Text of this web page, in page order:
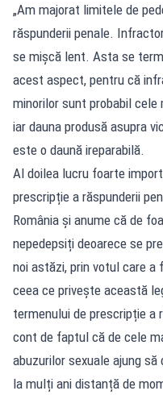
„Am majorat limitele de
răspunderii penale.
se mișcă lent. Asta se
acest aspect, pentru că
minorilor sunt probabil
iar dauna produsă asupra
este o daună ireparabilă.
Al doilea lucru foarte
prescripție a răspunderii
România și anume că de
nepedepsiți deoarece se
noi astăzi, prin votul care
ceea ce privește această
termenului de prescripție a
cont de faptul că de cele
abuzurilor sexuale ajung
la mulți ani distanță de